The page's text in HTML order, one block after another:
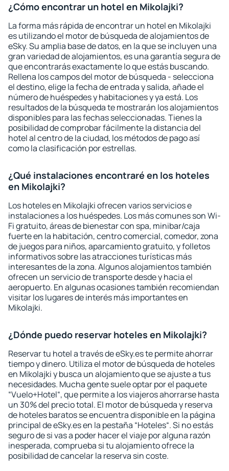
¿Cómo encontrar un hotel en Mikolajki?
La forma más rápida de encontrar un hotel en Mikolajki
es utilizando el motor de búsqueda de alojamientos de
eSky. Su amplia base de datos, en la que se incluyen una
gran variedad de alojamientos, es una garantía segura de
que encontrarás exactamente lo que estás buscando.
Rellena los campos del motor de búsqueda - selecciona
el destino, elige la fecha de entrada y salida, añade el
número de huéspedes y habitaciones y ya está. Los
resultados de la búsqueda te mostrarán los alojamientos
disponibles para las fechas seleccionadas. Tienes la
posibilidad de comprobar fácilmente la distancia del
hotel al centro de la ciudad, los métodos de pago así
como la clasificación por estrellas.
¿Qué instalaciones encontraré en los hoteles
en Mikolajki?
Los hoteles en Mikolajki ofrecen varios servicios e
instalaciones a los huéspedes. Los más comunes son Wi-
Fi gratuito, áreas de bienestar con spa, minibar/caja
fuerte en la habitación, centro comercial, comedor, zona
de juegos para niños, aparcamiento gratuito, y folletos
informativos sobre las atracciones turísticas más
interesantes de la zona. Algunos alojamientos también
ofrecen un servicio de transporte desde y hacia el
aeropuerto. En algunas ocasiones también recomiendan
visitar los lugares de interés más importantes en
Mikolajki.
¿Dónde puedo reservar hoteles en Mikolajki?
Reservar tu hotel a través de eSky.es te permite ahorrar
tiempo y dinero. Utiliza el motor de búsqueda de hoteles
en Mikolajki y busca un alojamiento que se ajuste a tus
necesidades. Mucha gente suele optar por el paquete
“Vuelo+Hotel“, que permite a los viajeros ahorrarse hasta
un 30% del precio total. El motor de búsqueda y reserva
de hoteles baratos se encuentra disponible en la página
principal de eSky.es en la pestaña “Hoteles“. Si no estás
seguro de si vas a poder hacer el viaje por alguna razón
inesperada, comprueba si tu alojamiento ofrece la
posibilidad de cancelar la reserva sin coste.